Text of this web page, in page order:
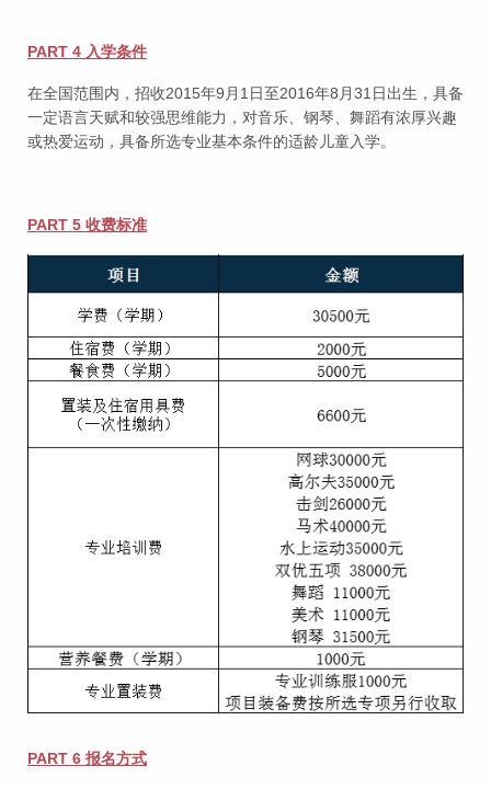
PART 4 入学条件
在全国范围内，招收2015年9月1日至2016年8月31日出生，具备
一定语言天赋和较强思维能力，对音乐、钢琴、舞蹈有浓厚兴趣
或热爱运动，具备所选专业基本条件的适龄儿童入学。
PART 5 收费标准
PART 6 报名方式